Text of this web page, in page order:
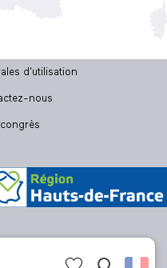
d'utilisation
nous
congrès